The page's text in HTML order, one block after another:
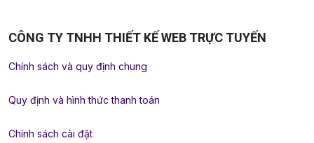
CÔNG TY TNHH THIẾT KẾ WEB TRỰC TUYẾN
Chính sách và quy định chung
Quy định và hình thức thanh toán
Chính sách cài đặt